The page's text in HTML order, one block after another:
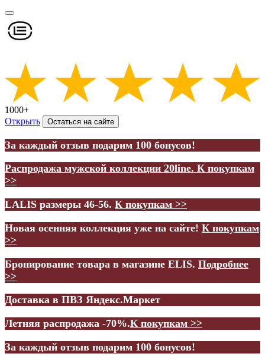
1000+
Открыть
Остаться на сайте
За каждый отзыв подарим 100 бонусов!
Распродажа мужской коллекции 20line. К покупкам
>>
LALIS размеры 46-56. К покупкам >>
Новая осенняя коллекция уже на сайте! К покупкам
>>
Бронирование товара в магазине ELIS. Подробнее
>>
Доставка в ПВЗ Яндекс.Маркет
Летняя распродажа -70%.К покупкам >>
За каждый отзыв подарим 100 бонусов!